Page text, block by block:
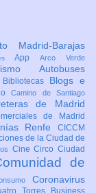
Madrid-Barajas
AppArco Verde
Autobuses
Bibliotecas Blogs e
Camino de Santiago
de Madrid
de Madrid
Renfe CICCM
de la Ciudad de
CineCircoCiudad
de
Coronavirus